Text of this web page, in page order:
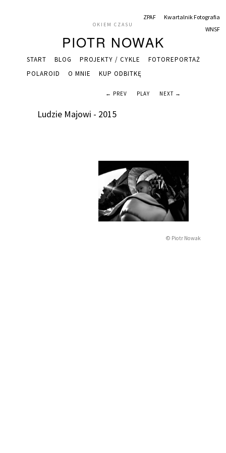
START BLOG PROJEKTY / CYKLE
FOTOREPORTAŻ
POLAROID
O MNIE KUP ODBITKĘ
ZPAF
Kwartalnik Fotografia
WNSF
OKIEM CZASU
PIOTR NOWAK
Ludzie Majowi - 2015
← PREV PLAY NEXT →
© Piotr Nowak